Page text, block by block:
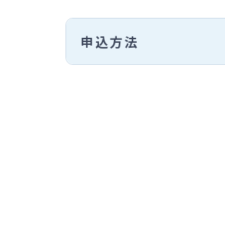
申込方法